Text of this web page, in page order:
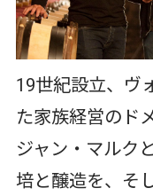
19世紀設立、ヴ
た家族経営のド
ジャン・マルク
培と醸造を、そ